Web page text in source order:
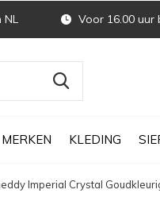
MERKEN KLEDING
NL Voor 16.00
Imperial Crystal